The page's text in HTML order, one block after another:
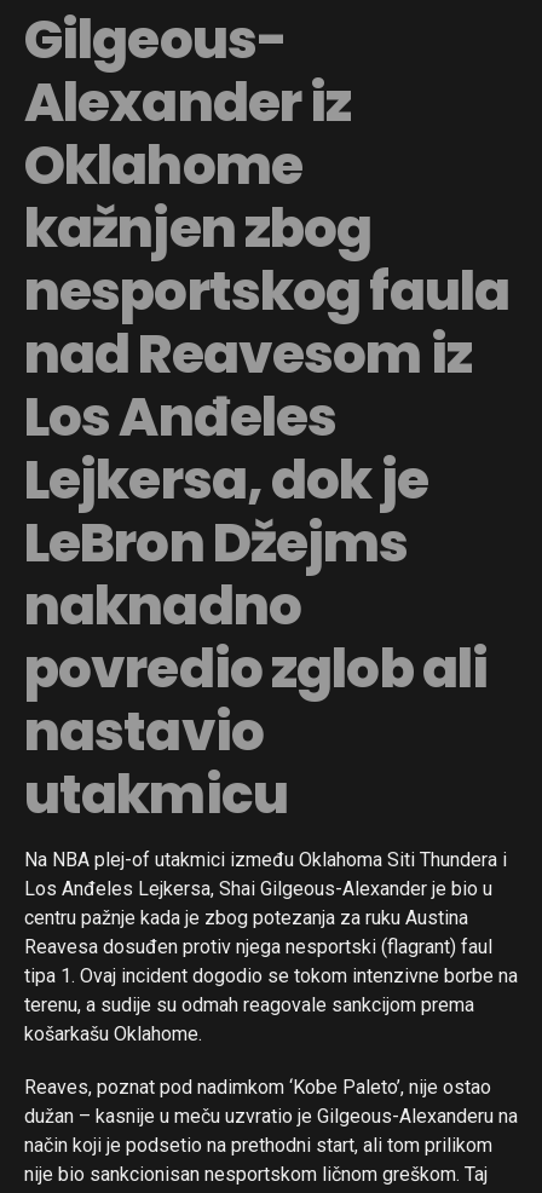
Gilgeous-
Alexander iz
Oklahome
kažnjen zbog
nesportskog faula
nad Reavesom iz
Los Anđeles
Lejkersa, dok je
LeBron Džejms
naknadno
povredio zglob ali
nastavio
utakmicu
Na NBA plej-of utakmici između Oklahoma Siti Thundera i
Los Anđeles Lejkersa, Shai Gilgeous-Alexander je bio u
centru pažnje kada je zbog potezanja za ruku Austina
Reavesa dosuđen protiv njega nesportski (flagrant) faul
tipa 1. Ovaj incident dogodio se tokom intenzivne borbe na
terenu, a sudije su odmah reagovale sankcijom prema
košarkašu Oklahome.
Reaves, poznat pod nadimkom ‘Kobe Paleto’, nije ostao
dužan – kasnije u meču uzvratio je Gilgeous-Alexanderu na
način koji je podsetio na prethodni start, ali tom prilikom
nije bio sankcionisan nesportskom ličnom greškom. Taj